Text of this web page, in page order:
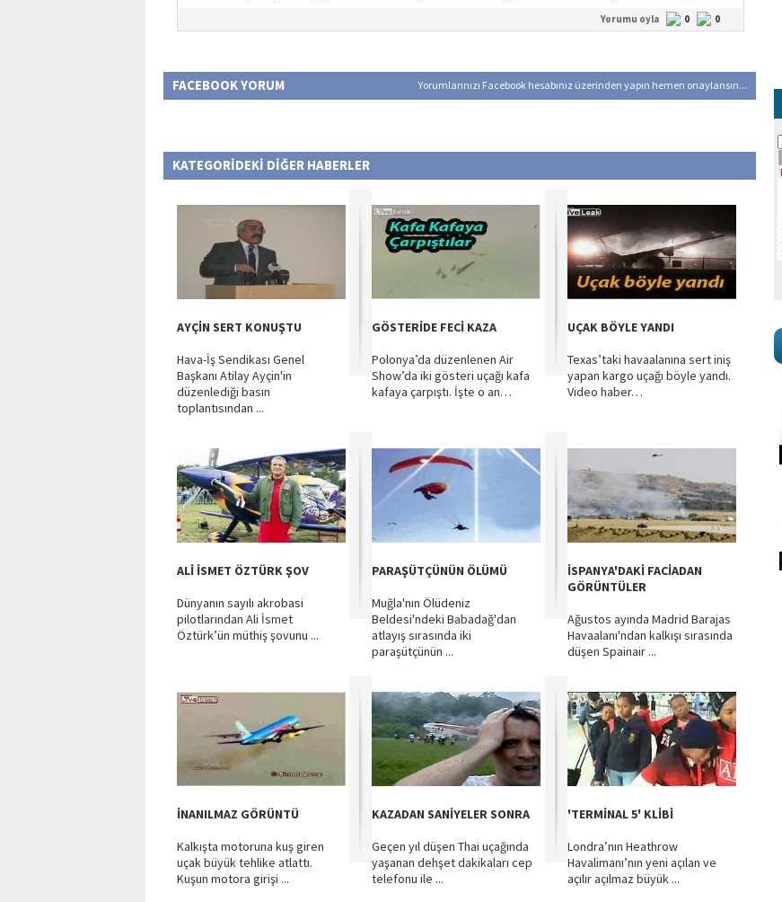
Yorumu oyla 0 0
FACEBOOK YORUM Yorumlarınızı Facebook hesabınız üzerinden yapın hemen onaylansın...
KATEGORİDEKİ DİĞER HABERLER
AYÇİN SERT KONUŞTU
Hava-İş Sendikası Genel
Başkanı Atilay Ayçin'in
düzenlediği basın
toplantısından ...
GÖSTERİDE FECİ KAZA
Polonya’da düzenlenen Air
Show’da iki gösteri uçağı kafa
kafaya çarpıştı. İşte o an…
UÇAK BÖYLE YANDI
Texas’taki havaalanına sert iniş
yapan kargo uçağı böyle yandı.
Video haber…
ALİ İSMET ÖZTÜRK ŞOV
Dünyanın sayılı akrobasi
pilotlarından Ali İsmet
Öztürk’ün müthiş şovunu ...
PARAŞÜTÇÜNÜN ÖLÜMÜ
Muğla'nın Ölüdeniz
Beldesi'ndeki Babadağ'dan
atlayış sırasında iki
paraşütçünün ...
İSPANYA'DAKİ FACİADAN
GÖRÜNTÜLER
Ağustos ayında Madrid Barajas
Havaalanı'ndan kalkışı sırasında
düşen Spainair ...
İNANILMAZ GÖRÜNTÜ
Kalkışta motoruna kuş giren
uçak büyük tehlike atlattı.
Kuşun motora girişi ...
KAZADAN SANİYELER SONRA
Geçen yıl düşen Thai uçağında
yaşanan dehşet dakikaları cep
telefonu ile ...
'TERMİNAL 5' KLİBİ
Londra’nın Heathrow
Havalimanı’nın yeni açılan ve
açılır açılmaz büyük ...